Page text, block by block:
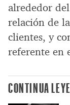
alrededor
relación de
clientes, y
referente en
CONTINUA